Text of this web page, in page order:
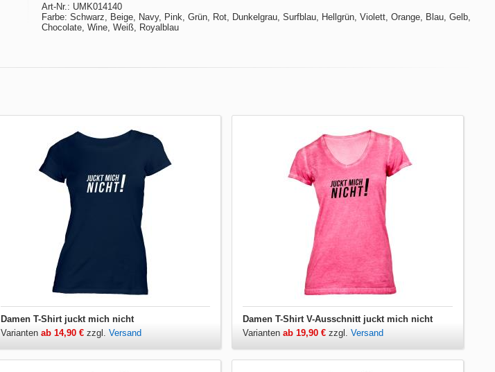
Art-Nr.: UMK014140
Farbe: Schwarz, Beige, Navy, Pink, Grün, Rot, Dunkelgrau, Surfblau, Hellgrün, Violett, Orange, Blau, Gelb,
Chocolate, Wine, Weiß, Royalblau
Damen T-Shirt juckt mich nicht
Varianten ab 14,90 €zzgl. Versand
Damen T-Shirt V-Ausschnitt juckt mich nicht
Variantenab 19,90 € zzgl.Versand